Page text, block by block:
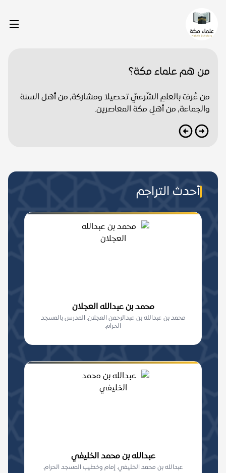
من هم علماء مكة؟
من عُرفَ بالعلمِ الشّرعيّ تحصيلا ومشاركة, من أهل السنة
والجماعة, من أهلِ مكة المعاصرين.
أحدث التراجم
محمد بن عبدالله العجلان
محمد بن عبدالله بن عبدالرحمن العجلان. المدرس بالمسجد
الحرام.
عبدالله بن محمد الخليفي
عبدالله بن محمد الخليفي. إمام وخطيب المسجد الحرام.